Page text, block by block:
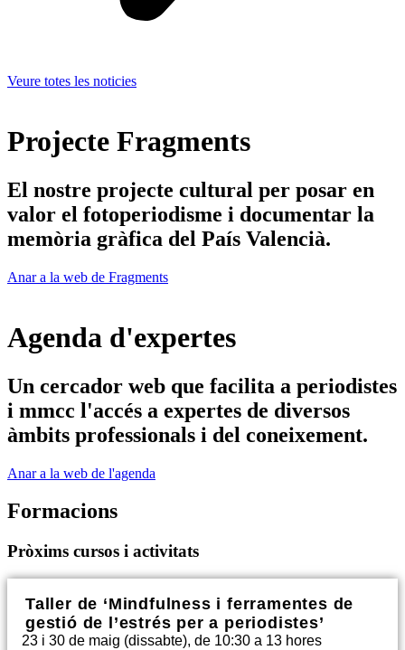
Veure totes les noticies
Projecte Fragments
El nostre projecte cultural per posar en
valor el fotoperiodisme i documentar la
memòria gràfica del País Valencià.
Anar a la web de Fragments
Agenda d'expertes
Un cercador web que facilita a periodistes
i mmcc l'accés a expertes de diversos
àmbits professionals i del coneixement.
Anar a la web de l'agenda
Formacions
Pròxims cursos i activitats
Taller de ‘Mindfulness i ferramentes de
gestió de l’estrés per a periodistes’
23 i 30 de maig (dissabte), de 10:30 a 13 hores